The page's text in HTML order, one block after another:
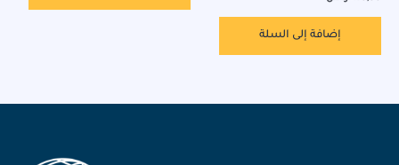
إضافة إلى السلة